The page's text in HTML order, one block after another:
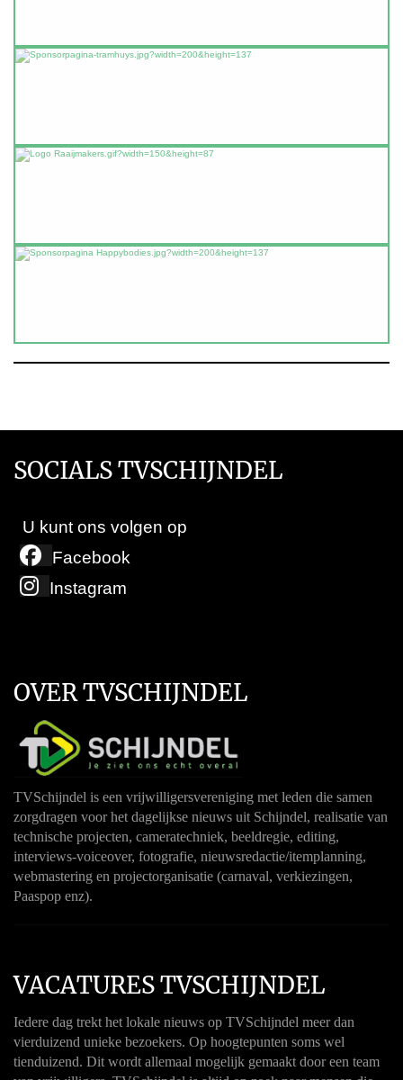
SOCIALS TVSCHIJNDEL
U kunt ons volgen op
Facebook
Instagram
OVER TVSCHIJNDEL
TVSchijndel is een vrijwilligersvereniging met leden die samen
zorgdragen voor het dagelijkse nieuws uit Schijndel, realisatie van
technische projecten, cameratechniek, beeldregie, editing,
interviews-voiceover, fotografie, nieuwsredactie/itemplanning,
webmastering en projectorganisatie (carnaval, verkiezingen,
Paaspop enz).
VACATURES TVSCHIJNDEL
Iedere dag trekt het lokale nieuws op TVSchijndel meer dan
vierduizend unieke bezoekers. Op hoogtepunten soms wel
tienduizend. Dit wordt allemaal mogelijk gemaakt door een team